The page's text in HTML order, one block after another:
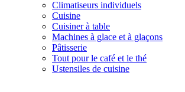
Climatiseurs individuels
Cuisine
Cuisiner à table
Machines à glace et à glaçons
Pâtisserie
Tout pour le café et le thé
Ustensiles de cuisine